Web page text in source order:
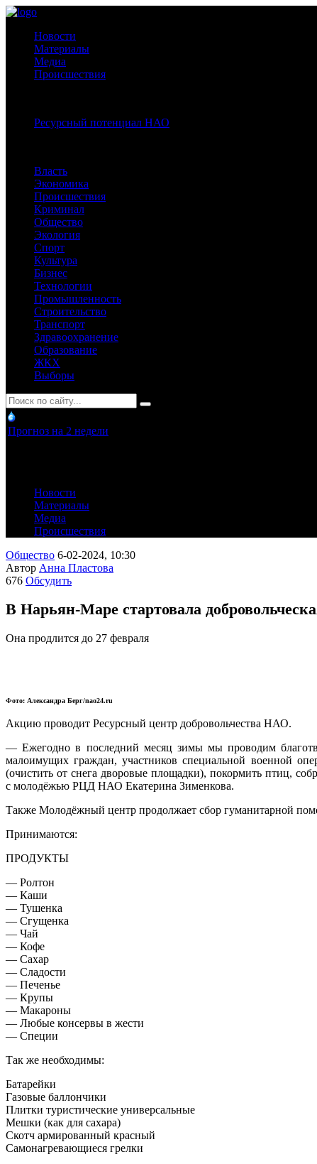
Новости
Материалы
Медиа
Происшествия
Ресурсный потенциал НАО
Власть
Экономика
Происшествия
Криминал
Общество
Экология
Спорт
Культура
Бизнес
Технологии
Промышленность
Строительство
Транспорт
Здравоохранение
Образование
ЖКХ
Выборы
Прогноз на 2 недели
Новости
Материалы
Медиа
Происшествия
Общество 6-02-2024, 10:30
Автор Анна Пластова
676 Обсудить
В Нарьян-Маре стартовала
Она продлится до 27 февраля
Фото: Александра Берг/nao24.ru
Акцию проводит Ресурсный центр добровольчества НАО.
— Ежегодно в последний месяц зимы мы проводим
малоимущих граждан, участников специальной военной
(очистить от снега дворовые площадки), покормить птиц,
с молодёжью РЦД НАО Екатерина Зименкова.
Также Молодёжный центр продолжает сбор гуманитарной
Принимаются:
ПРОДУКТЫ
— Ролтон
— Каши
— Тушенка
— Сгущенка
— Чай
— Кофе
— Сахар
— Сладости
— Печенье
— Крупы
— Макароны
— Любые консервы в жести
— Специи
Так же необходимы:
Батарейки
Газовые баллончики
Плитки туристические универсальные
Мешки (как для сахара)
Скотч армированный красный
Самонагревающиеся грелки